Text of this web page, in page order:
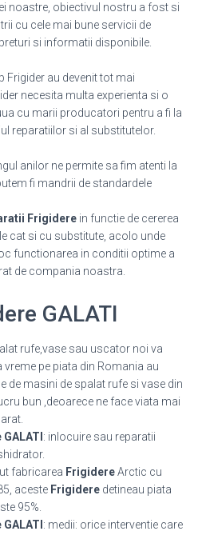
noastre, obiectivul nostru a fost si
cu cele mai bune servicii de
, preturi si informatii disponibile.
Frigider au devenit tot mai
necesita multa experienta si o
cu marii producatori pentru a fi la
reparatiilor si al substitutelor.
anilor ne permite sa fim atenti la
fi mandrii de standardele
Frigidere in functie de cererea
cat si cu substitute, acolo unde
functionarea in conditii optime a
de compania noastra.
GALATI
rufe,vase sau uscator noi va
pe piata din Romania au
de masini de spalat rufe si vase din
bun ,deoarece ne face viata mai
: inlocuire sau reparatii
fabricarea FrigidereArctic cu
aceste Frigidere detineau piata
95%.
: medii: orice interventie care